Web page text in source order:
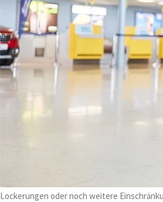
Lockerungen oder noch weitere